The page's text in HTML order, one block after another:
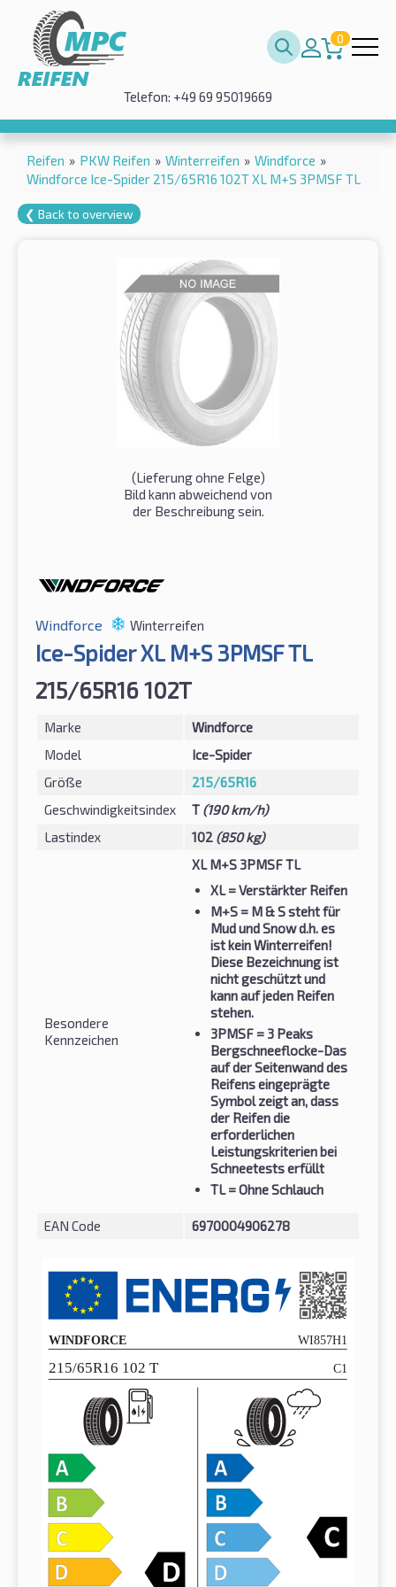
0
Telefon: +49 69 95019669
Reifen » PKW Reifen » Winterreifen » Windforce »
Windforce Ice-Spider 215/65R16 102T XL M+S 3PMSF TL
❮ Back to overview
(Lieferung ohne Felge)
Bild kann abweichend von
der Beschreibung sein.
Windforce Winterreifen
Ice-Spider XL M+S 3PMSF TL
215/65R16 102T
Marke
Windforce
Model
Ice-Spider
Größe
215/65R16
Geschwindigkeitsindex
T (190 km/h)
Lastindex
102 (850 kg)
Besondere
Kennzeichen
XL M+S 3PMSF TL
XL= Verstärkter Reifen
M+S = M & S steht für
Mud und Snow d.h. es
ist kein Winterreifen!
Diese Bezeichnung ist
nicht geschützt und
kann auf jeden Reifen
stehen.
3PMSF = 3 Peaks
Bergschneeflocke-Das
auf der Seitenwand des
Reifens eingeprägte
Symbol zeigt an, dass
der Reifen die
erforderlichen
Leistungskriterien bei
Schneetests erfüllt
TL= Ohne Schlauch
EAN Code 6970004906278